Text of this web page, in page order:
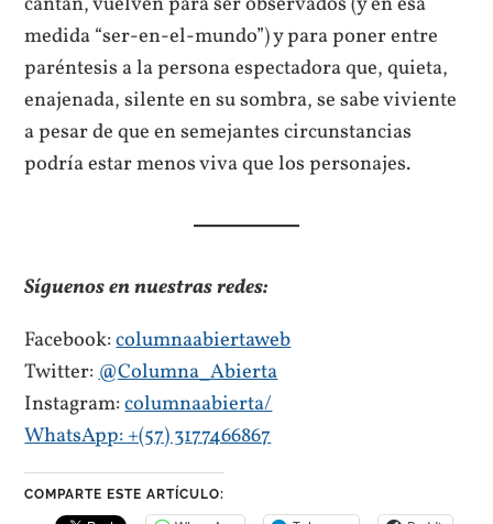
medida “ser-en-el-mundo”) y para poner entre
paréntesis a la persona espectadora que, quieta,
enajenada, silente en su sombra, se sabe viviente
a pesar de que en semejantes circunstancias
podría estar menos viva que los personajes.
Síguenos en nuestras redes:
Facebook:columnaabiertaweb
Twitter:@Columna_Abierta
Instagram:columnaabierta/
WhatsApp: +(57) 3177466867
COMPARTE ESTE ARTÍCULO: